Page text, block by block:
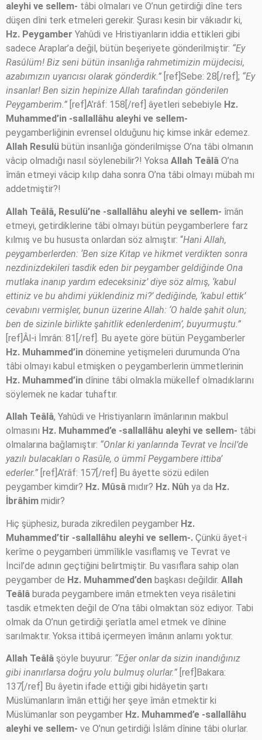
aleyhi ve sellem- tâbi olmaları ve O’nun getirdiği dîne ters
düşen dîni terk etmeleri gerekir. Şurası kesin bir vâkıadır ki,
Hz. Peygamber Yahûdi ve Hristiyanların iddia ettikleri gibi
sadece Araplar’a değil, bütün beşeriyete gönderilmiştir: “Ey
Rasûlüm! Biz seni bütün insanlığa rahmetimizin müjdecisi,
azabımızın uyarıcısı olarak gönderdik.” [ref]Sebe: 28[/ref]; “Ey
insanlar! Ben sizin hepinize Allah tarafından gönderilen
Peygamberim.” [ref]A’râf: 158[/ref] âyetleri sebebiyle Hz.
Muhammed’in -sallallâhu aleyhi ve sellem-
peygamberliğinin evrensel olduğunu hiç kimse inkâr edemez.
Allah Resulü bütün insanlığa gönderilmişse O’na tâbi olmanın
vâcip olmadığı nasıl söylenebilir?! Yoksa Allah Teâlâ O’na
îmân etmeyi vâcip kılıp daha sonra O’na tâbi olmayı mübah mı
addetmiştir?!
Allah Teâlâ, Resulü’ne -sallallâhu aleyhi ve sellem- îmân
etmeyi, getirdiklerine tâbi olmayı bütün peygamberlere farz
kılmış ve bu hususta onlardan söz almıştır: “Hani Allah,
peygamberlerden: ‘Ben size Kitap ve hikmet verdikten sonra
nezdinizdekileri tasdik eden bir peygamber geldiğinde Ona
mutlaka inanıp yardım edeceksiniz’ diye söz almış, ‘kabul
ettiniz ve bu ahdimi yüklendiniz mi?’ dediğinde, ‘kabul ettik’
cevabını vermişler, bunun üzerine Allah: ‘O halde şahit olun;
ben de sizinle birlikte şahitlik edenlerdenim’, buyurmuştu.”
[ref]Âl-i İmrân: 81[/ref]. Bu ayete göre bütün Peygamberler
Hz. Muhammed’in dönemine yetişmeleri durumunda O’na
tâbi olmayı kabul etmişken o peygamberlerin ümmetlerinin
Hz. Muhammed’in dînine tâbi olmakla mükellef olmadıklarını
söylemek ne kadar tuhaftır.
Allah Teâlâ, Yahûdi ve Hristiyanların îmânlarının makbul
olmasını Hz. Muhammed’e -sallallâhu aleyhi ve sellem- tâbi
olmalarına bağlamıştır: “Onlar ki yanlarında Tevrat ve İncil’de
yazılı bulacakları o Rasûle, o ümmî Peygambere ittiba’
ederler.” [ref]A’râf: 157[/ref] Bu âyette sözü edilen
peygamber kimdir? Hz. Mûsâ mıdır? Hz. Nûh ya da Hz.
İbrâhim midir?
Hiç şüphesiz, burada zikredilen peygamber Hz.
Muhammed’tir -sallallâhu aleyhi ve sellem-. Çünkü âyet-i
kerîme o peygamberi ümmîlikle vasıflamış ve Tevrat ve
İncil’de adının geçtiğini belirtmiştir. Bu vasıflara sahip olan
peygamber de Hz. Muhammed’den başkası değildir. Allah
Teâlâ burada peygambere imân etmekten veya risâletini
tasdik etmekten değil de O’na tâbi olmaktan söz ediyor. Tabi
olmak da O’nun getirdiği şerîatla amel etmek ve dînine
sarılmaktır. Yoksa ittibâ içermeyen îmânın anlamı yoktur.
Allah Teâlâ şöyle buyurur: “Eğer onlar da sizin inandığınız
gibi inanırlarsa doğru yolu bulmuş olurlar.” [ref]Bakara:
137[/ref] Bu âyetin ifade ettiği gibi hidâyetin şartı
Müslümanların îmân ettiği her şeye îmân etmektir ki
Müslümanlar son peygamber Hz. Muhammed’e -sallallâhu
aleyhi ve sellem- ve O’nun getirdiği İslâm dînine tâbi olurlar.